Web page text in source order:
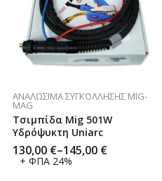
ΑΝΑΛΏΣΙΜΑ ΣΥΓΚΌΛΛΗΣΗΣ MIG-
MAG
Τσιμπίδα Mig 501W
Υδρόψυκτη Uniarc
130,00 €–145,00 €
+ ΦΠΑ 24%